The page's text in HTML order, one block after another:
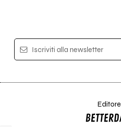
Iscriviti alla newsletter
Editore